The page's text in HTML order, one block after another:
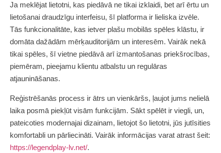
Ja meklējat lietotni, kas piedāvā ne tikai izklaidi, bet arī ērtu un
lietošanai draudzīgu interfeisu, šī platforma ir lieliska izvēle.
Tās funkcionalitāte, kas ietver plašu mobilās spēles klāstu, ir
domāta dažādām mērķauditorijām un interesēm. Vairāk nekā
tikai spēles, šī vietne piedāvā arī izmantošanas priekšrocības,
piemēram, pieejamu klientu atbalstu un regulāras
atjaunināšanas.
Reģistrēšanās process ir ātrs un vienkāršs, ļaujot jums nelielā
laika posmā piekļūt visām funkcijām. Sākt spēlēt ir viegli, un,
pateicoties modernajai dizainam, lietojot šo lietotni, jūs jutīsities
komfortabli un pārliecināti. Vairāk informācijas varat atrast šeit:
https://legendplay-lv.net/.